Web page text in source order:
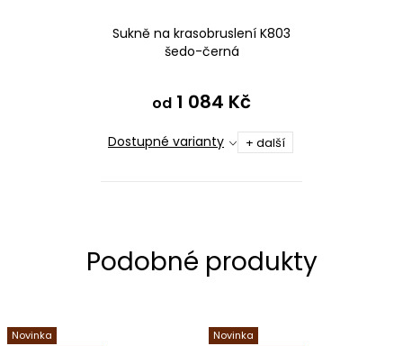
Sukně na krasobruslení K803
šedo-černá
od 1 084 Kč
Dostupné varianty + další
Novinka
Novinka